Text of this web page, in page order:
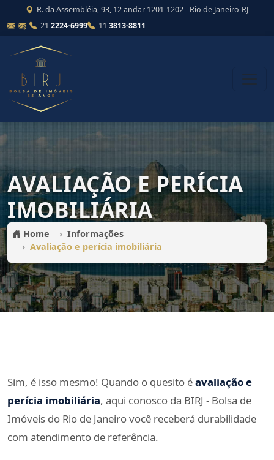
R. da Assembléia, 93, 12 andar 1201-1202 - Rio de Janeiro-RJ
21 2224-6999 11 3813-8811
AVALIAÇÃO E PERÍCIA
IMOBILIÁRIA
Home
Informações
Avaliação e perícia imobiliária
Sim, é isso mesmo! Quando o quesito éavaliação e
perícia imobiliária, aqui conosco da BIRJ - Bolsa de
Imóveis do Rio de Janeiro você receberá durabilidade
com atendimento de referência.